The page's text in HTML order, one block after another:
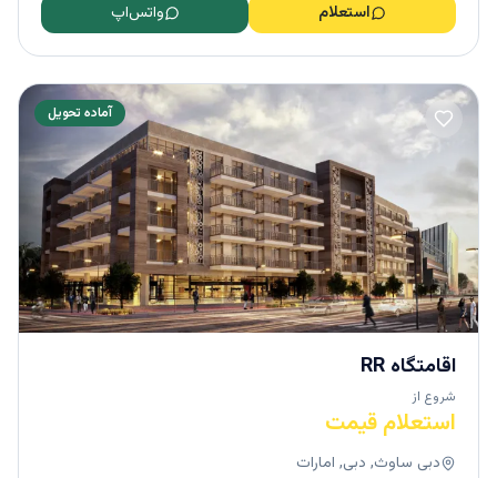
استعلام واتس‌اپ
آماده تحویل
اقامتگاه RR
شروع از
استعلام قیمت
دبی ساوث, دبی, امارات